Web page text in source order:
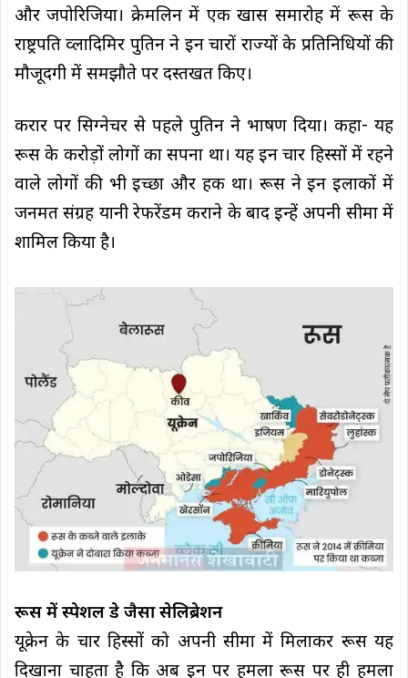
और जपोरिजिया। क्रेमलिन में एक खास समारोह में रूस के
राष्ट्रपति व्लादिमिर पुतिन ने इन चारों राज्यों के प्रतिनिधियों की
मौजूदगी में समझौते पर दस्तखत किए।
करार पर सिग्नेचर से पहले पुतिन ने भाषण दिया। कहा- यह
रूस के करोड़ों लोगों का सपना था। यह इन चार हिस्सों में रहने
वाले लोगों की भी इच्छा और हक था। रूस ने इन इलाकों में
जनमत संग्रह यानी रेफरेंडम कराने के बाद इन्हें अपनी सीमा में
शामिल किया है।
रूस में स्पेशल डे जैसा सेलिब्रेशन
यूक्रेन के चार हिस्सों को अपनी सीमा में मिलाकर रूस यह
दिखाना चाहता है कि अब इन पर हमला रूस पर ही हमला